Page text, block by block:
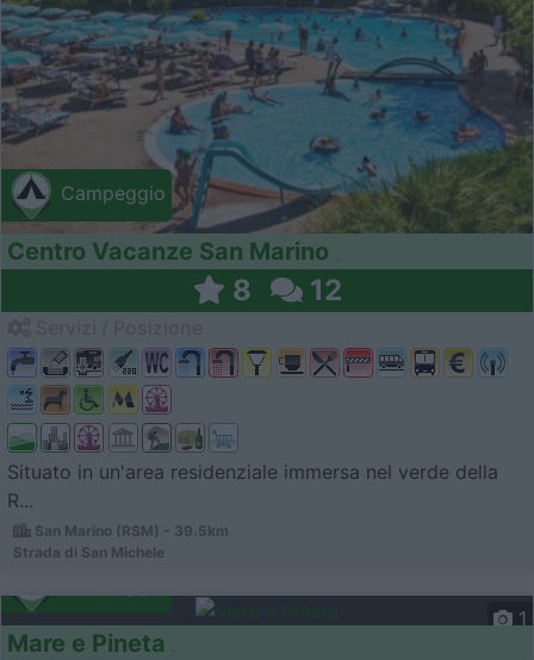
Campeggio
Centro Vacanze San Marino
8 12
Situato in un'area residenziale immersa nel verde della
R...
San Marino (RSM) - 39.5km
Strada di San Michele
1
Mare e Pineta